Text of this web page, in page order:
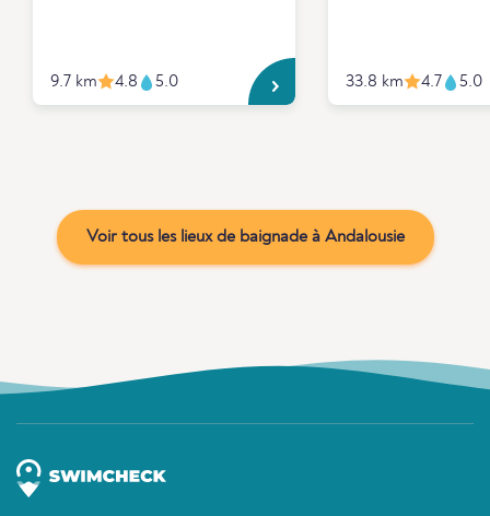
9.7 km 4.8 5.0 33.8 km 4.7 5.0
Voir tous les lieux de baignade à Andalousie